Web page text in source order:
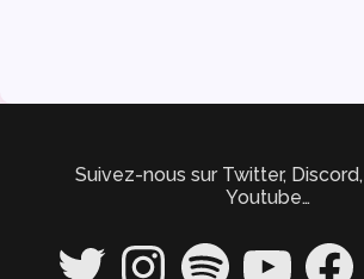
Suivez-nous sur Twitter,
Youtube…
Twitter InstagramSpotify YouTube